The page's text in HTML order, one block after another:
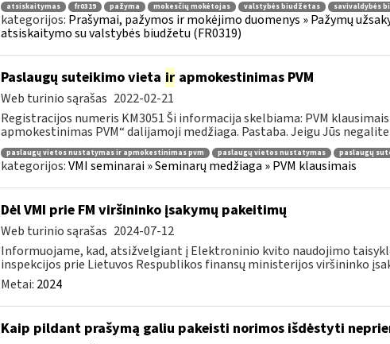
atsiskaitymas fr0319 pažyma mokesčių mokėtojas valstybės biudžetas savivaldybės
kategorijos: Prašymai, pažymos ir mokėjimo duomenys » Pažymų
atsiskaitymo su valstybės biudžetu (FR0319)
Paslaugų suteikimo vieta irapmokestinimas PVM
Web turinio sąrašas 2022-02-21
Registracijos numeris KM3051 Ši informacija skelbiama: PVM
apmokestinimas PVM“ dalijamoji medžiaga. Pastaba. Jeigu Jūs
paslaugų vietos nustatymas ir apmokestinimas pvm paslaugų vietos nustatymas paslaugų
kategorijos:VMI seminarai » Seminarų medžiaga » PVM klausimais
Dėl VMI prie FM viršininko įsakymų pakeitimų
Web turinio sąrašas 2024-07-12
Informuojame, kad, atsižvelgiant į Elektroninio kvito naudojimo
inspekcijos prie Lietuvos Respublikos finansų ministerijos viršininko
Metai: 2024
Kaip pildant prašymą galiu pakeisti norimos išdėstyti